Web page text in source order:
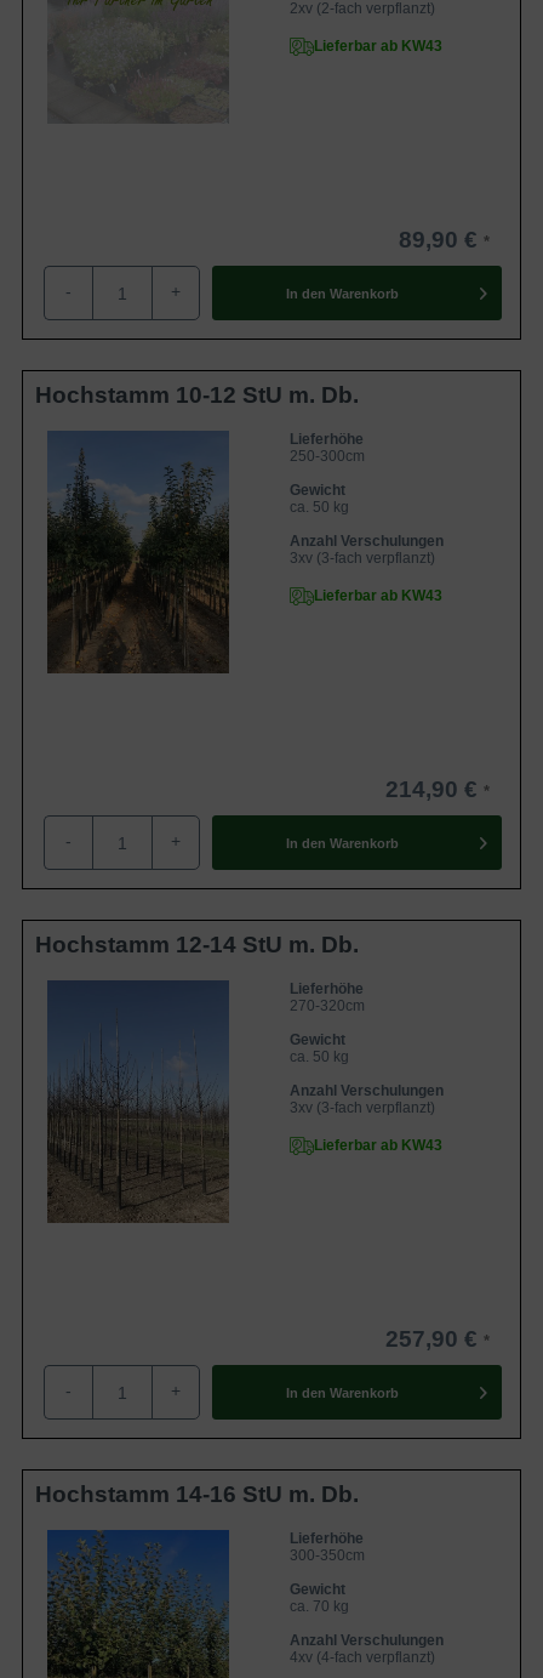
2xv (2-fach verpflanzt)
Lieferbar ab KW43
89,90 €
- + In den Warenkorb
Hochstamm 10-12 StU m. Db.
Lieferhöhe
250-300cm
Gewicht
ca. 50 kg
Anzahl Verschulungen
3xv (3-fach verpflanzt)
Lieferbar ab KW43
214,90 €
- + In den Warenkorb
Hochstamm 12-14 StU m. Db.
Lieferhöhe
270-320cm
Gewicht
ca. 50 kg
Anzahl Verschulungen
3xv (3-fach verpflanzt)
Lieferbar ab KW43
257,90 €
- + In den Warenkorb
Hochstamm 14-16 StU m. Db.
Lieferhöhe
300-350cm
Gewicht
ca. 70 kg
Anzahl Verschulungen
4xv (4-fach verpflanzt)